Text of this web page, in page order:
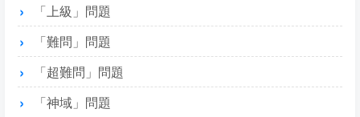
「上級」問題
「難問」問題
「超難問」問題
「神域」問題